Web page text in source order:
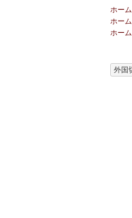
ホーム
ホーム
ホーム
外国